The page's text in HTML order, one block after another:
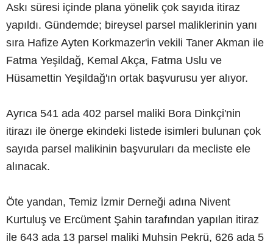
Askı süresi içinde plana yönelik çok sayıda itiraz
yapıldı. Gündemde; bireysel parsel maliklerinin yanı
sıra Hafize Ayten Korkmazer'in vekili Taner Akman ile
Fatma Yeşildağ, Kemal Akça, Fatma Uslu ve
Hüsamettin Yeşildağ'ın ortak başvurusu yer alıyor.
Ayrıca 541 ada 402 parsel maliki Bora Dinkçi'nin
itirazı ile önerge ekindeki listede isimleri bulunan çok
sayıda parsel malikinin başvuruları da mecliste ele
alınacak.
Öte yandan, Temiz İzmir Derneği adına Nivent
Kurtuluş ve Ercüment Şahin tarafından yapılan itiraz
ile 643 ada 13 parsel maliki Muhsin Pekrü, 626 ada 5